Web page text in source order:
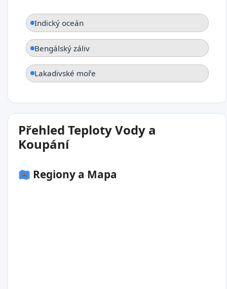
Indický oceán
Bengálský záliv
Lakadivské moře
Přehled Teploty Vody a
Koupání
Regiony a Mapa